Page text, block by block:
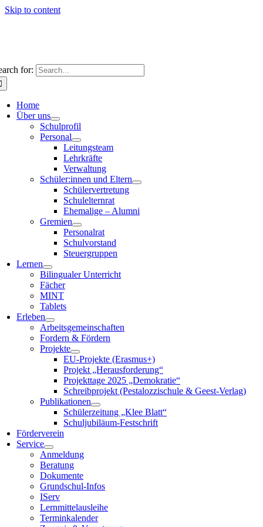
Skip to content
for:
Home
Über uns
Schulprofil
Personal
Leitungsteam
Lehrkräfte
Verwaltung
Schüler:innen und Eltern
Schülervertretung
Schulelternrat
Ehemalige – Alumni
Gremien
Personalrat
Schulvorstand
Steuergruppen
Lernen
Bilingualer Unterricht
Fächer
MINT
Tablets
Erleben
Arbeitsgemeinschaften
Fordern & Fördern
Projekte
EU-Projekte (Erasmus+)
Projekt „Herausforderung“
Projekttage 2025 „Demokratie“
Schreibprojekt (Pestalozzischule & Geest-Verlag)
Publikationen
Schülerzeitung „Klee Blatt“
Schuljubiläum-Festschrift
Förderverein
Service
Anmeldung
Beratung
Dokumente
Grundschul-Infos
IServ
Lernmittelausleihe
Terminkalender